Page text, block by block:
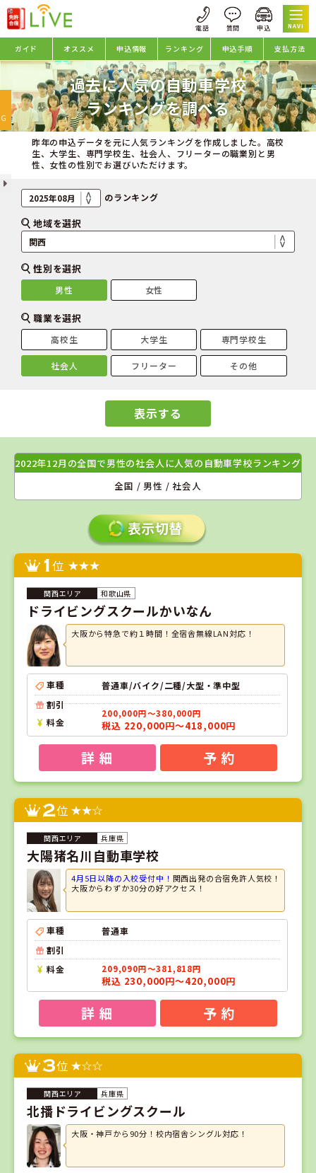
NAVI
ガイド オススメ 申込情報 ランキング 申込手順 支払方法
過去に人気の自動車学校
ランキングを調べる
昨年の申込データを元に人気ランキングを作成しました。高校
生、大学生、専門学校生、社会人、フリーターの職業別と男
性、女性の性別でお選びいただけます。
のランキング
地域を選択
性別を選択
男性 女性
職業を選択
高校生 大学生 専門学校生
社会人 フリーター その他
表示する
2022年12月の全国で男性の社会人に人気の自動車学校ランキング
全国 / 男性 / 社会人
1位
和歌山県
ドライビングスクールかいなん
大阪から特急で約１時間！全宿舎無線LAN対応！
車種
普通車/バイク/二種/大型・準中型
割引
料金
200,000円～380,000円
税込 220,000円～418,000円
詳 細 予 約
2位
兵庫県
大陽猪名川自動車学校
4月5日以降の入校受付中！ 関西出発の合宿免許人気校！
大阪からわずか30分の好アクセス！
車種
普通車
割引
料金
209,090円～381,818円
税込 230,000円～420,000円
詳 細 予 約
3位
兵庫県
北播ドライビングスクール
大阪・神戸から90分！校内宿舎シングル対応！